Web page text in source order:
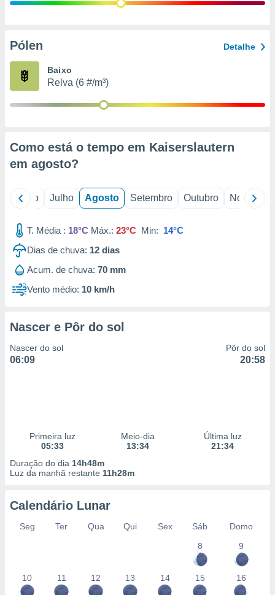
e
de
Pólen Detalhe
Baixo
Relva (6 #/m³)
Como está o tempo em Kaiserslautern
em agosto?
Junho Julho Agosto Setembro Outubro Novembro
T. Média : 18°C Máx.: 23°C Min: 14°C
Dias de chuva: 12 dias
Acum. de chuva: 70 mm
Vento médio: 10 km/h
Nascer e Pôr do sol
Nascer do sol
06:09
Pôr do sol
20:58
Primeira luz
05:33
Meio-dia
13:34
Última luz
21:34
Duração do dia 14h48m
Luz da manhã restante 11h28m
Calendário Lunar
Seg Ter Qua Qui Sex Sáb
Domo
8
9
10 11 12 13 14 15 16